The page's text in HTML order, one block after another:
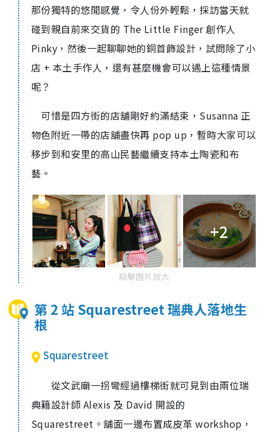
那份獨特的悠閒感覺，令人份外輕鬆，採訪當天就
碰到親自前來交貨的 The Little Finger 創作人
Pinky，然後一起聊聊她的銅首飾設計，試問除了小
店 + 本土手作人，還有甚麼機會可以遇上這種情景
呢？
可惜是四方街的店舖剛好約滿結束，Susanna 正
物色附近一帶的店舖盡快再 pop up，暫時大家可以
移步到和安里的高山民藝繼續支持本土陶瓷和布
藝。
+2
點擊圖片放大
第 2 站 Squarestreet 瑞典人落地生
根
Squarestreet
從文武廟一拐彎經過樓梯街就可見到由兩位瑞
典籍設計師 Alexis 及 David 開設的
Squarestreet。舖面一邊布置成皮革 workshop，